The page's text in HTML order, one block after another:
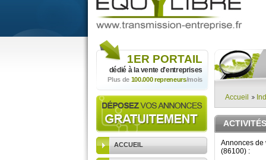
1ER PORTAIL
dédié à la vente d'entreprises
Plus de 100.000 repreneurs/mois
ACCUEIL
Accueil
Annonces de
(86100) :